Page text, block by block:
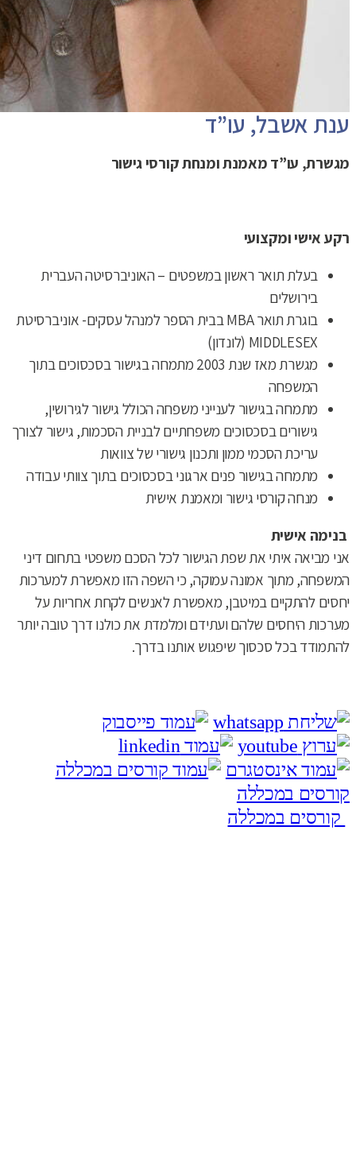
ענת אשבל, עו”ד
מגשרת, עו”ד מאמנת ומנחת קורסי גישור
רקע אישי ומקצועי
בעלת תואר ראשון במשפטים – האוניברסיטה העברית
בירושלים
בוגרת תואר MBA בבית הספר למנהל עסקים- אוניברסיטת
MIDDLESEX (לונדון)
מגשרת מאז שנת 2003 מתמחה בגישור בסכסוכים בתוך
המשפחה
מתמחה בגישור לענייני משפחה הכולל גישור לגירושין,
גישורים בסכסוכים משפחתיים לבניית הסכמות, גישור לצורך
עריכת הסכמי ממון ותכנון גישורי של צוואות
מתמחה בגישור פנים ארגוני בסכסוכים בתוך צוותי עבודה
מנחה קורסי גישור ומאמנת אישית
בנימה אישית
אני מביאה איתי את שפת הגישור לכל הסכם משפטי בתחום דיני
המשפחה, מתוך אמונה עמוקה, כי השפה הזו מאפשרת למערכות
יחסים להתקיים במיטבן, מאפשרת לאנשים לקחת אחריות על
מערכות היחסים שלהם ועתידם ומלמדת את כולנו דרך טובה יותר
להתמודד בכל סכסוך שיפגוש אותנו בדרך.
קורסים במכללה
קורסים במכללה